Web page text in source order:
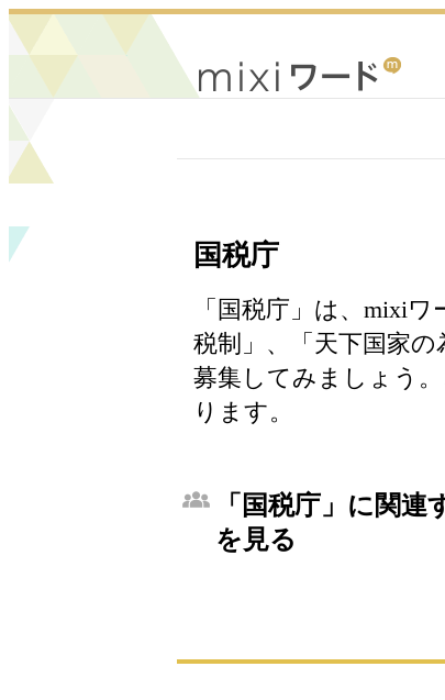
国税庁
「国税庁」は、mixi
税制」、「天下国家
募集してみましょう
ります。
「国税庁」に関
を見る